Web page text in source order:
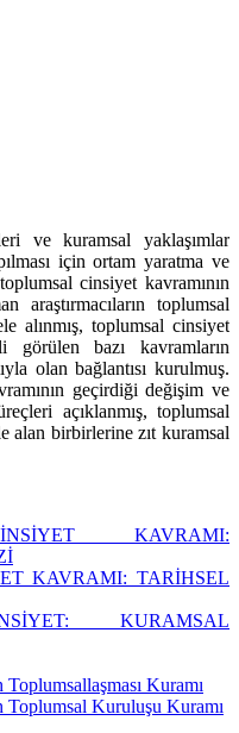
ve kuramsal yaklaşımlar
için ortam yaratma ve
cinsiyet kavramının
araştırmacıların toplumsal
alınmış, toplumsal cinsiyet
görülen bazı kavramların
olan bağlantısı kurulmuş.
geçirdiği değişim ve
açıklanmış, toplumsal
alan birbirlerine zıt kuramsal
KAVRAMI:
KAVRAMI: TARİHSEL
KURAMSAL
Kuramı
Kuruluşu Kuramı